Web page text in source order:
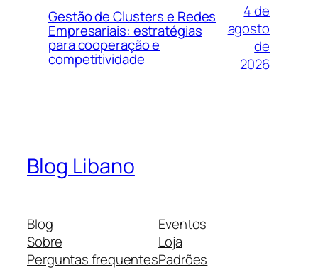
Gestão de Clusters e Redes
Empresariais: estratégias
para cooperação e
competitividade
4 de
agosto
de
2026
Blog Libano
Blog
Sobre
Perguntas frequentes
Eventos
Loja
Padrões